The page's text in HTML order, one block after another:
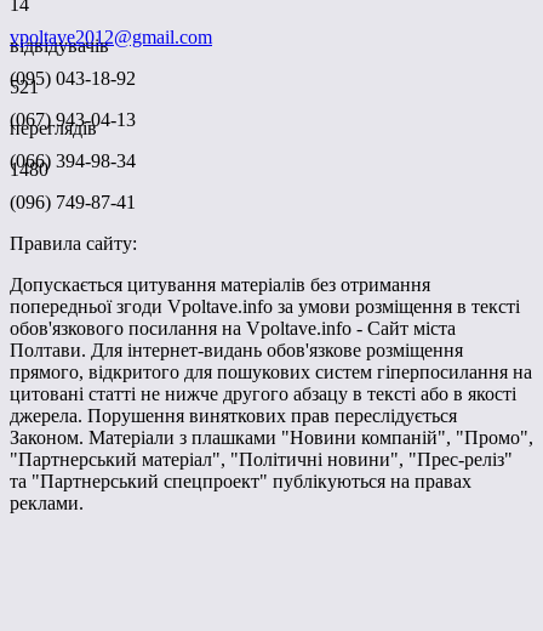
відвідувачів
521
переглядів
1480
vpoltave2012@gmail.com
(095) 043-18-92
(067) 943-04-13
(066) 394-98-34
(096) 749-87-41
Правила сайту:
Допускається цитування матеріалів без отримання
попередньої згоди Vpoltave.info за умови розміщення в тексті
обов'язкового посилання на Vpoltave.info - Сайт міста
Полтави. Для інтернет-видань обов'язкове розміщення
прямого, відкритого для пошукових систем гіперпосилання на
цитовані статті не нижче другого абзацу в тексті або в якості
джерела. Порушення виняткових прав переслідується
Законом. Матеріали з плашками "Новини компаній", "Промо",
"Партнерський матеріал", "Політичні новини", "Прес-реліз"
та "Партнерський спецпроект" публікуються на правах
реклами.